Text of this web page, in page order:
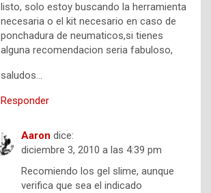
listo, solo estoy buscando la herramienta
necesaria o el kit necesario en caso de
ponchadura de neumaticos,si tienes
alguna recomendacion seria fabuloso,
saludos…
Responder
Aaron dice:
diciembre 3, 2010 a las 4:39 pm
Recomiendo los gel slime, aunque
verifica que sea el indicado